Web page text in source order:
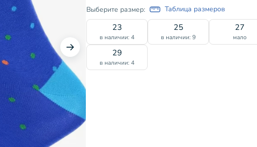
Выберите размер: Таблица размеров
23
в наличии: 4
25
в наличии: 9
27
мало
29
в наличии: 4